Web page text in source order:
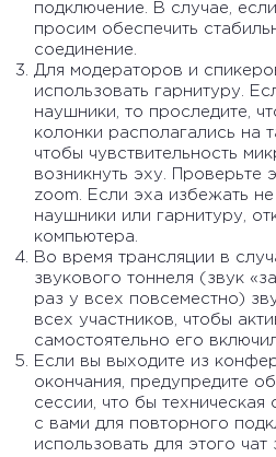
подключение. В случае,
просим обеспечить
соединение.
Для модераторов и
использовать гарнитуру.
наушники, то проследите,
колонки располагались на
чтобы чувствительность
возникнуть эху. Проверьте
zoom. Если эха избежать не
наушники или гарнитуру,
компьютера.
Во время трансляции в
звукового тоннеля (звук
раз у всех повсеместно)
всех участников, чтобы
самостоятельно его
Если вы выходите из
окончания, предупредите
сессии, что бы
с вами для повторного
использовать для этого чат